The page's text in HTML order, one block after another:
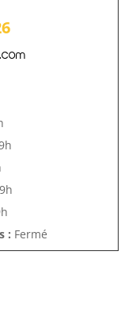
: Fermé